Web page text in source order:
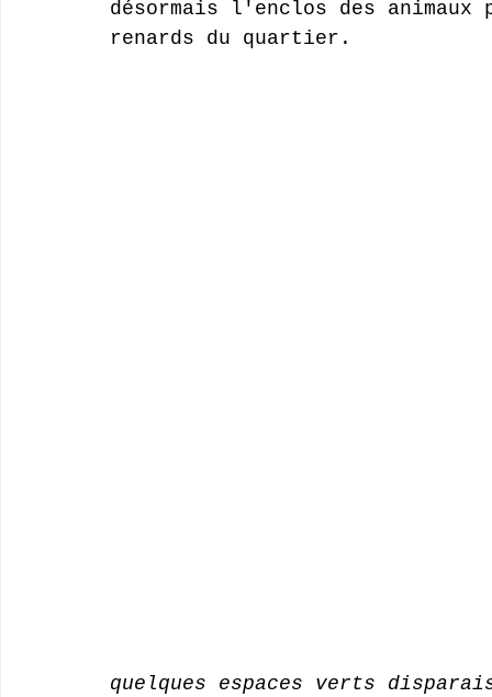
désormais l'enclos des
renards du quartier.
quelques espaces verts